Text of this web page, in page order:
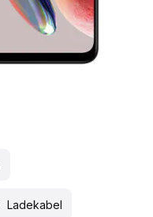
Ladekabel